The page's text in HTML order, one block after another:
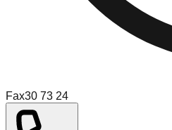
Fax30 73 24